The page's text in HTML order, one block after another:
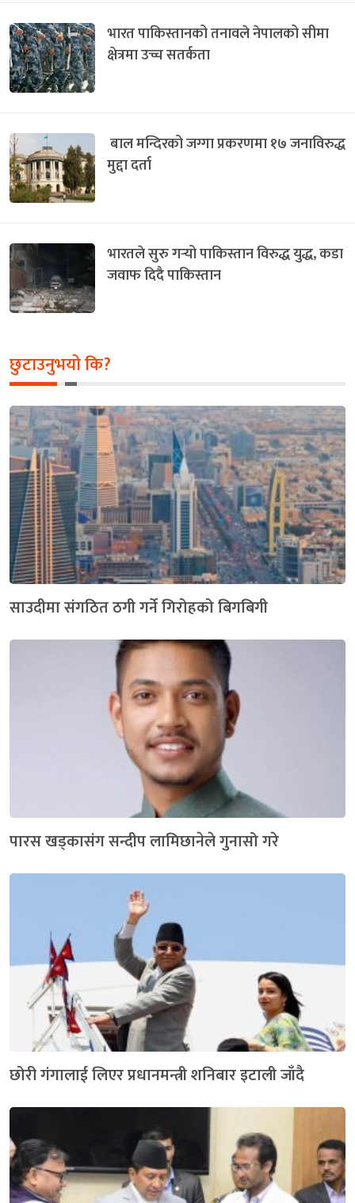
भारत पाकिस्तानको तनावले नेपालको सीमा
क्षेत्रमा उच्च सतर्कता
बाल मन्दिरको जग्गा प्रकरणमा १७ जनाविरुद्ध
मुद्दा दर्ता
भारतले सुरु गर्‍यो पाकिस्तान विरुद्ध युद्ध, कडा
जवाफ दिदै पाकिस्तान
छुटाउनुभयो कि?
साउदीमा संगठित ठगी गर्ने गिरोहको बिगबिगी
पारस खड्कासंग सन्दीप लामिछानेले गुनासो गरे
छोरी गंगालाई लिएर प्रधानमन्त्री शनिबार इटाली जाँदै